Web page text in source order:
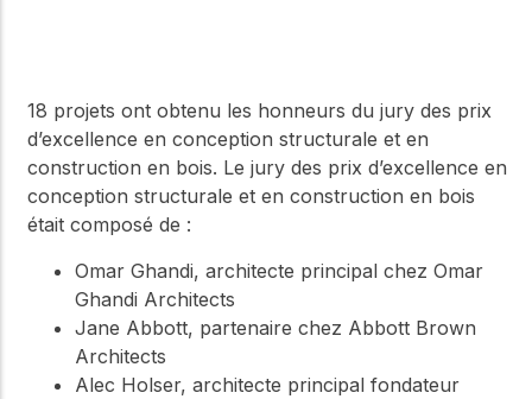
18 projets ont obtenu les honneurs du jury des prix
d’excellence en conception structurale et en
construction en bois. Le jury des prix d’excellence en
conception structurale et en construction en bois
était composé de :
Omar Ghandi, architecte principal chez Omar
Ghandi Architects
Jane Abbott, partenaire chez Abbott Brown
Architects
Alec Holser, architecte principal fondateur